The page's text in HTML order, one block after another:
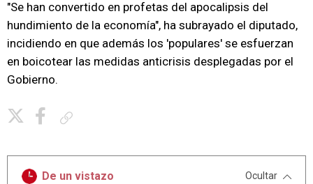
"Se han convertido en profetas del apocalipsis del
hundimiento de la economía", ha subrayado el diputado,
incidiendo en que además los 'populares' se esfuerzan
en boicotear las medidas anticrisis desplegadas por el
Gobierno.
De un vistazo Ocultar